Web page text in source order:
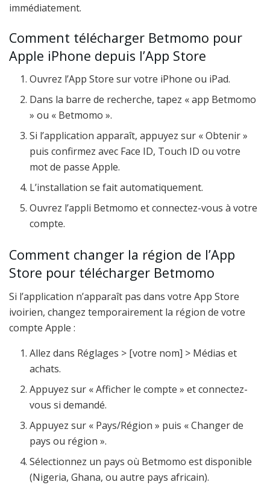
immédiatement.
Comment télécharger Betmomo pour
Apple iPhone depuis l’App Store
Ouvrez l’App Store sur votre iPhone ou iPad.
Dans la barre de recherche, tapez « app Betmomo
» ou « Betmomo ».
Si l’application apparaît, appuyez sur « Obtenir »
puis confirmez avec Face ID, Touch ID ou votre
mot de passe Apple.
L’installation se fait automatiquement.
Ouvrez l’appli Betmomo et connectez-vous à votre
compte.
Comment changer la région de l’App
Store pour télécharger Betmomo
Si l’application n’apparaît pas dans votre App Store
ivoirien, changez temporairement la région de votre
compte Apple :
Allez dans Réglages > [votre nom] > Médias et
achats.
Appuyez sur « Afficher le compte » et connectez-
vous si demandé.
Appuyez sur « Pays/Région » puis « Changer de
pays ou région ».
Sélectionnez un pays où Betmomo est disponible
(Nigeria, Ghana, ou autre pays africain).